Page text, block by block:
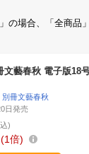
の場合、「全商品
文藝春秋 電子版18
別冊文藝春秋
日発売
)
1倍